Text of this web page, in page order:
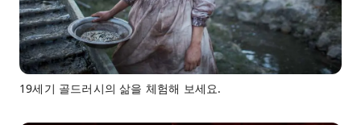
19세기 골드러시의 삶을 체험해 보세요.